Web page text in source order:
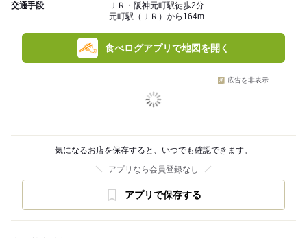
交通手段
ＪＲ・阪神元町駅徒歩2分
元町駅（ＪＲ）から164m
食べログアプリで地図を開く
広告を非表示
気になるお店を保存すると、いつでも確認できます。
アプリなら会員登録なし
アプリで保存する